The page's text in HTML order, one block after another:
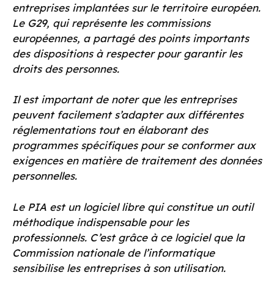
entreprises implantées sur le territoire européen.
Le G29, qui représente les commissions
européennes, a partagé des points importants
des dispositions à respecter pour garantir les
droits des personnes.
Il est important de noter que les entreprises
peuvent facilement s’adapter aux différentes
réglementations tout en élaborant des
programmes spécifiques pour se conformer aux
exigences en matière de traitement des données
personnelles.
Le PIA est un logiciel libre qui constitue un outil
méthodique indispensable pour les
professionnels. C’est grâce à ce logiciel que la
Commission nationale de l’informatique
sensibilise les entreprises à son utilisation.